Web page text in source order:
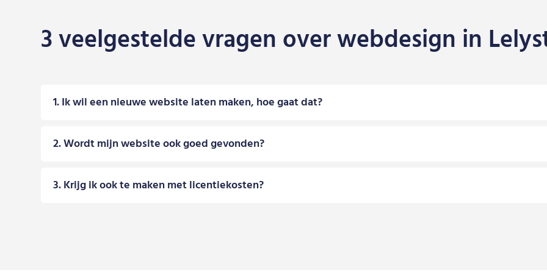
3 veelgestelde vragen over webdesign in
1. Ik wil een nieuwe website laten maken, hoe gaat dat?
2. Wordt mijn website ook goed gevonden?
3. Krijg ik ook te maken met licentiekosten?